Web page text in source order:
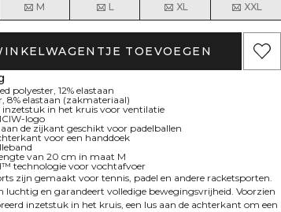
M L XL XXL
TOEVOEGEN
polyester, 12% elastaan
8% elastaan (zakmateriaal)
inzetstuk in het kruis voor ventilatie
logo
de zijkant geschikt voor padelballen
voor een handdoek
van 20 cm in maat M
technologie voor vochtafvoer
zijn gemaakt voor tennis, padel en andere racketsporten.
luchtig en garandeert volledige bewegingsvrijheid. Voorzien
inzetstuk in het kruis, een lus aan de achterkant om een